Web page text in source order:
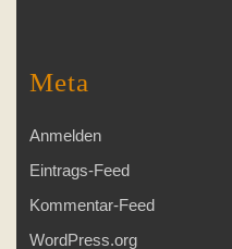
Meta
Anmelden
Eintrags-Feed
Kommentar-Feed
WordPress.org